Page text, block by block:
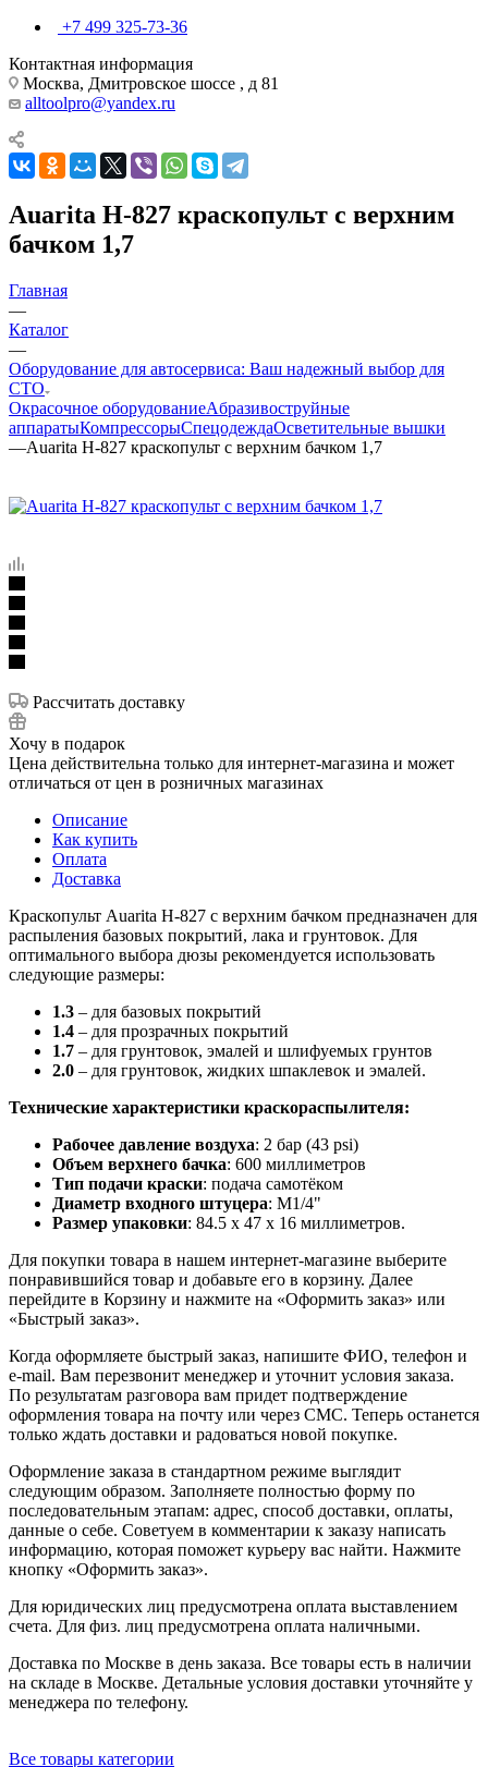
+7 499 325-73-36
Контактная информация
Москва, Дмитровское шоссе , д 81
alltoolpro@yandex.ru
Auarita H-827 краскопульт с верхним
бачком 1,7
Главная
—
Каталог
—
Оборудование для автосервиса: Ваш надежный выбор для
СТО
Окрасочное оборудованиеAбразивоструйные
аппаратыКомпрессорыСпецодеждаОсветительные вышки
—Auarita H-827 краскопульт с верхним бачком 1,7
Рассчитать доставку
Хочу в подарок
Цена действительна только для интернет-магазина и может
отличаться от цен в розничных магазинах
Описание
Как купить
Оплата
Доставка
Краскопульт Auarita H-827 с верхним бачком предназначен для
распыления базовых покрытий, лака и грунтовок. Для
оптимального выбора дюзы рекомендуется использовать
следующие размеры:
1.3 – для базовых покрытий
1.4 – для прозрачных покрытий
1.7 – для грунтовок, эмалей и шлифуемых грунтов
2.0 – для грунтовок, жидких шпаклевок и эмалей.
Технические характеристики краскораспылителя:
Рабочее давление воздуха: 2 бар (43 psi)
Объем верхнего бачка: 600 миллиметров
Тип подачи краски: подача самотёком
Диаметр входного штуцера: M1/4"
Размер упаковки: 84.5 х 47 х 16 миллиметров.
Для покупки товара в нашем интернет-магазине выберите
понравившийся товар и добавьте его в корзину. Далее
перейдите в Корзину и нажмите на «Оформить заказ» или
«Быстрый заказ».
Когда оформляете быстрый заказ, напишите ФИО, телефон и
e-mail. Вам перезвонит менеджер и уточнит условия заказа.
По результатам разговора вам придет подтверждение
оформления товара на почту или через СМС. Теперь останется
только ждать доставки и радоваться новой покупке.
Оформление заказа в стандартном режиме выглядит
следующим образом. Заполняете полностью форму по
последовательным этапам: адрес, способ доставки, оплаты,
данные о себе. Советуем в комментарии к заказу написать
информацию, которая поможет курьеру вас найти. Нажмите
кнопку «Оформить заказ».
Для юридических лиц предусмотрена оплата выставлением
счета. Для физ. лиц предусмотрена оплата наличными.
Доставка по Москве в день заказа. Все товары есть в наличии
на складе в Москве. Детальные условия доставки уточняйте у
менеджера по телефону.
Все товары категории